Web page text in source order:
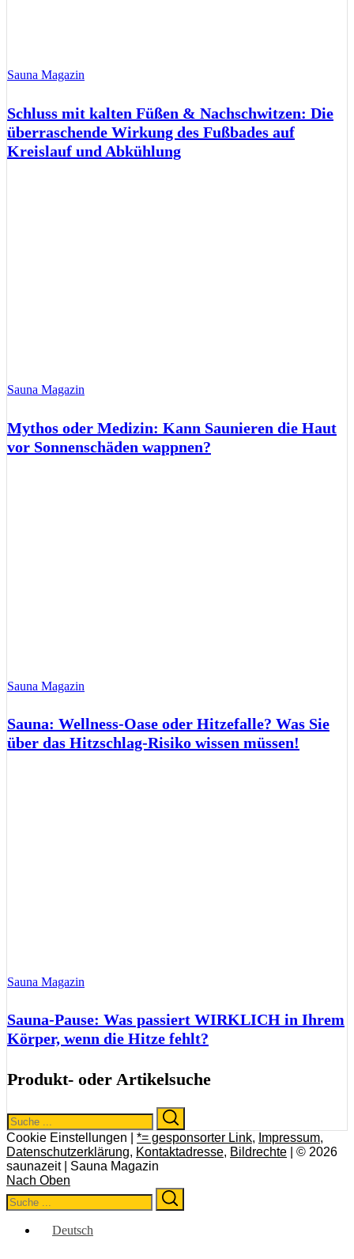
Sauna Magazin
Schluss mit kalten Füßen & Nachschwitzen: Die
überraschende Wirkung des Fußbades auf
Kreislauf und Abkühlung
Sauna Magazin
Mythos oder Medizin: Kann Saunieren die Haut
vor Sonnenschäden wappnen?
Sauna Magazin
Sauna: Wellness-Oase oder Hitzefalle? Was Sie
über das Hitzschlag-Risiko wissen müssen!
Sauna Magazin
Sauna-Pause: Was passiert WIRKLICH in Ihrem
Körper, wenn die Hitze fehlt?
Produkt- oder Artikelsuche
Search
for:
Cookie Einstellungen | *= gesponsorter Link, Impressum,
Datenschutzerklärung, Kontaktadresse, Bildrechte | © 2026
saunazeit | Sauna Magazin
Nach Oben
Search
for:
Deutsch